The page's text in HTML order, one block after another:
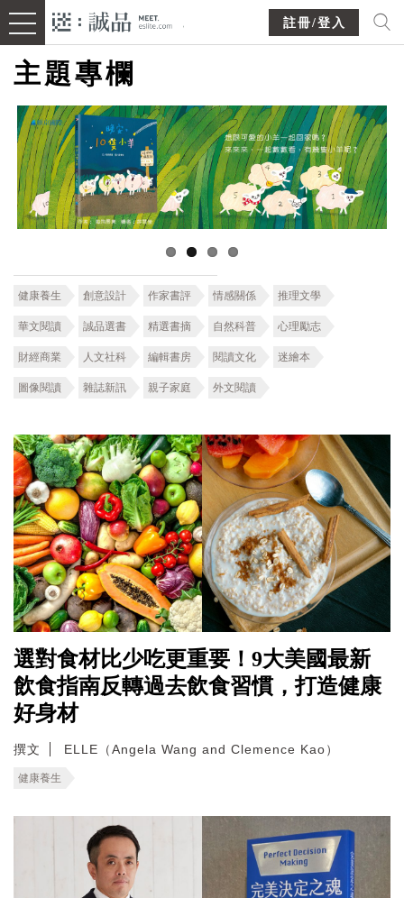
註冊/登入
主題專欄
健康養生 創意設計 作家書評 情感關係 推理文學
華文閱讀 誠品選書 精選書摘 自然科普 心理勵志
財經商業 人文社科 編輯書房 閱讀文化 迷繪本
圖像閱讀 雜誌新訊 親子家庭 外文閱讀
選對食材比少吃更重要！9大美國最新
飲食指南反轉過去飲食習慣，打造健康
好身材
撰文 ELLE（Angela Wang and Clemence Kao）
健康養生